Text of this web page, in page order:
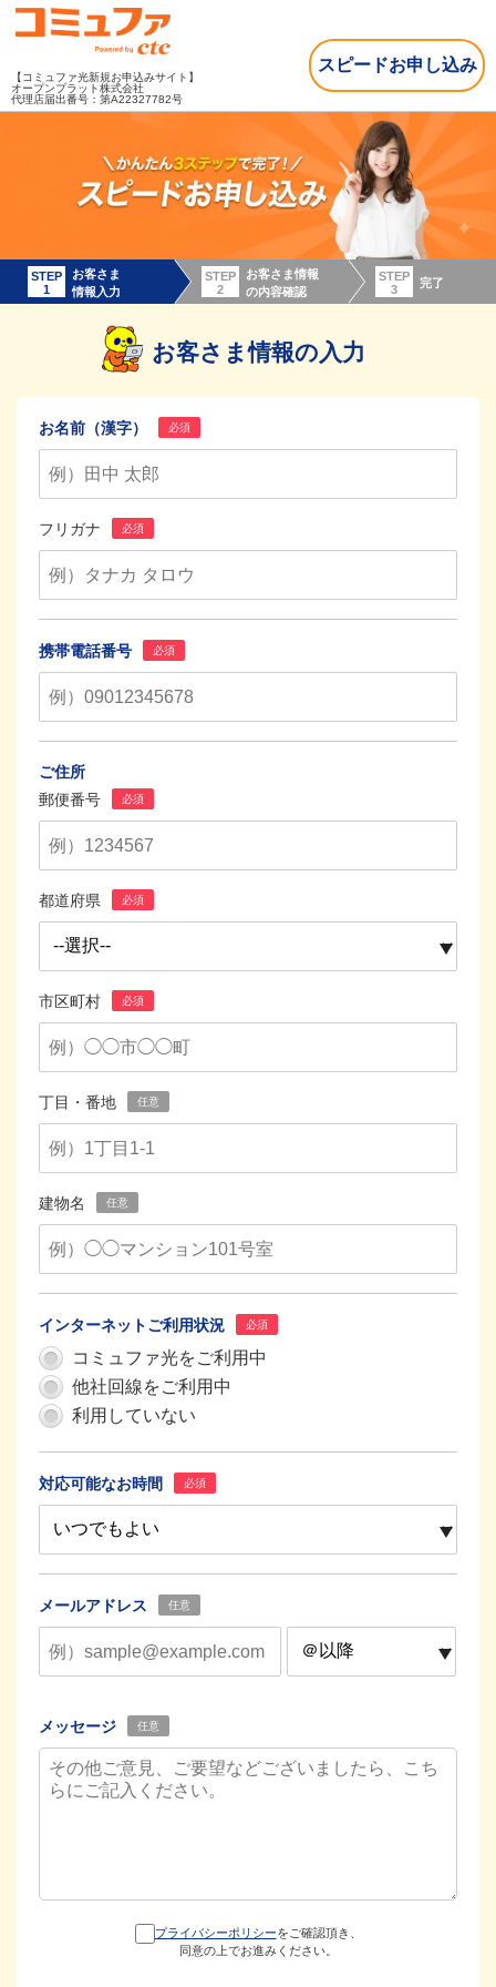
【コミュファ光新規お申込みサイト】
オープンプラット株式会社
代理店届出番号：第A22327782号
スピードお申し込み
STEP
1
お客さま
情報入力
STEP
2
お客さま情報
の内容確認
STEP
3
完了
お客さま情報の入力
お名前（漢字） 必須
フリガナ 必須
携帯電話番号 必須
ご住所
郵便番号
必須
都道府県 必須
市区町村 必須
丁目・番地 任意
建物名 任意
インターネットご利用状況 必須
コミュファ光をご利用中
他社回線をご利用中
利用していない
対応可能なお時間 必須
メールアドレス 任意
メッセージ 任意
プライバシーポリシーをご確認頂き、
同意の上でお進みください。